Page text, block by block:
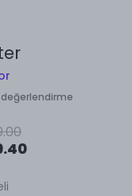
değerlendirme